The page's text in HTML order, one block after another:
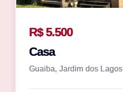
R$ 5.500
Casa
Guaiba, Jardim dos Lagos